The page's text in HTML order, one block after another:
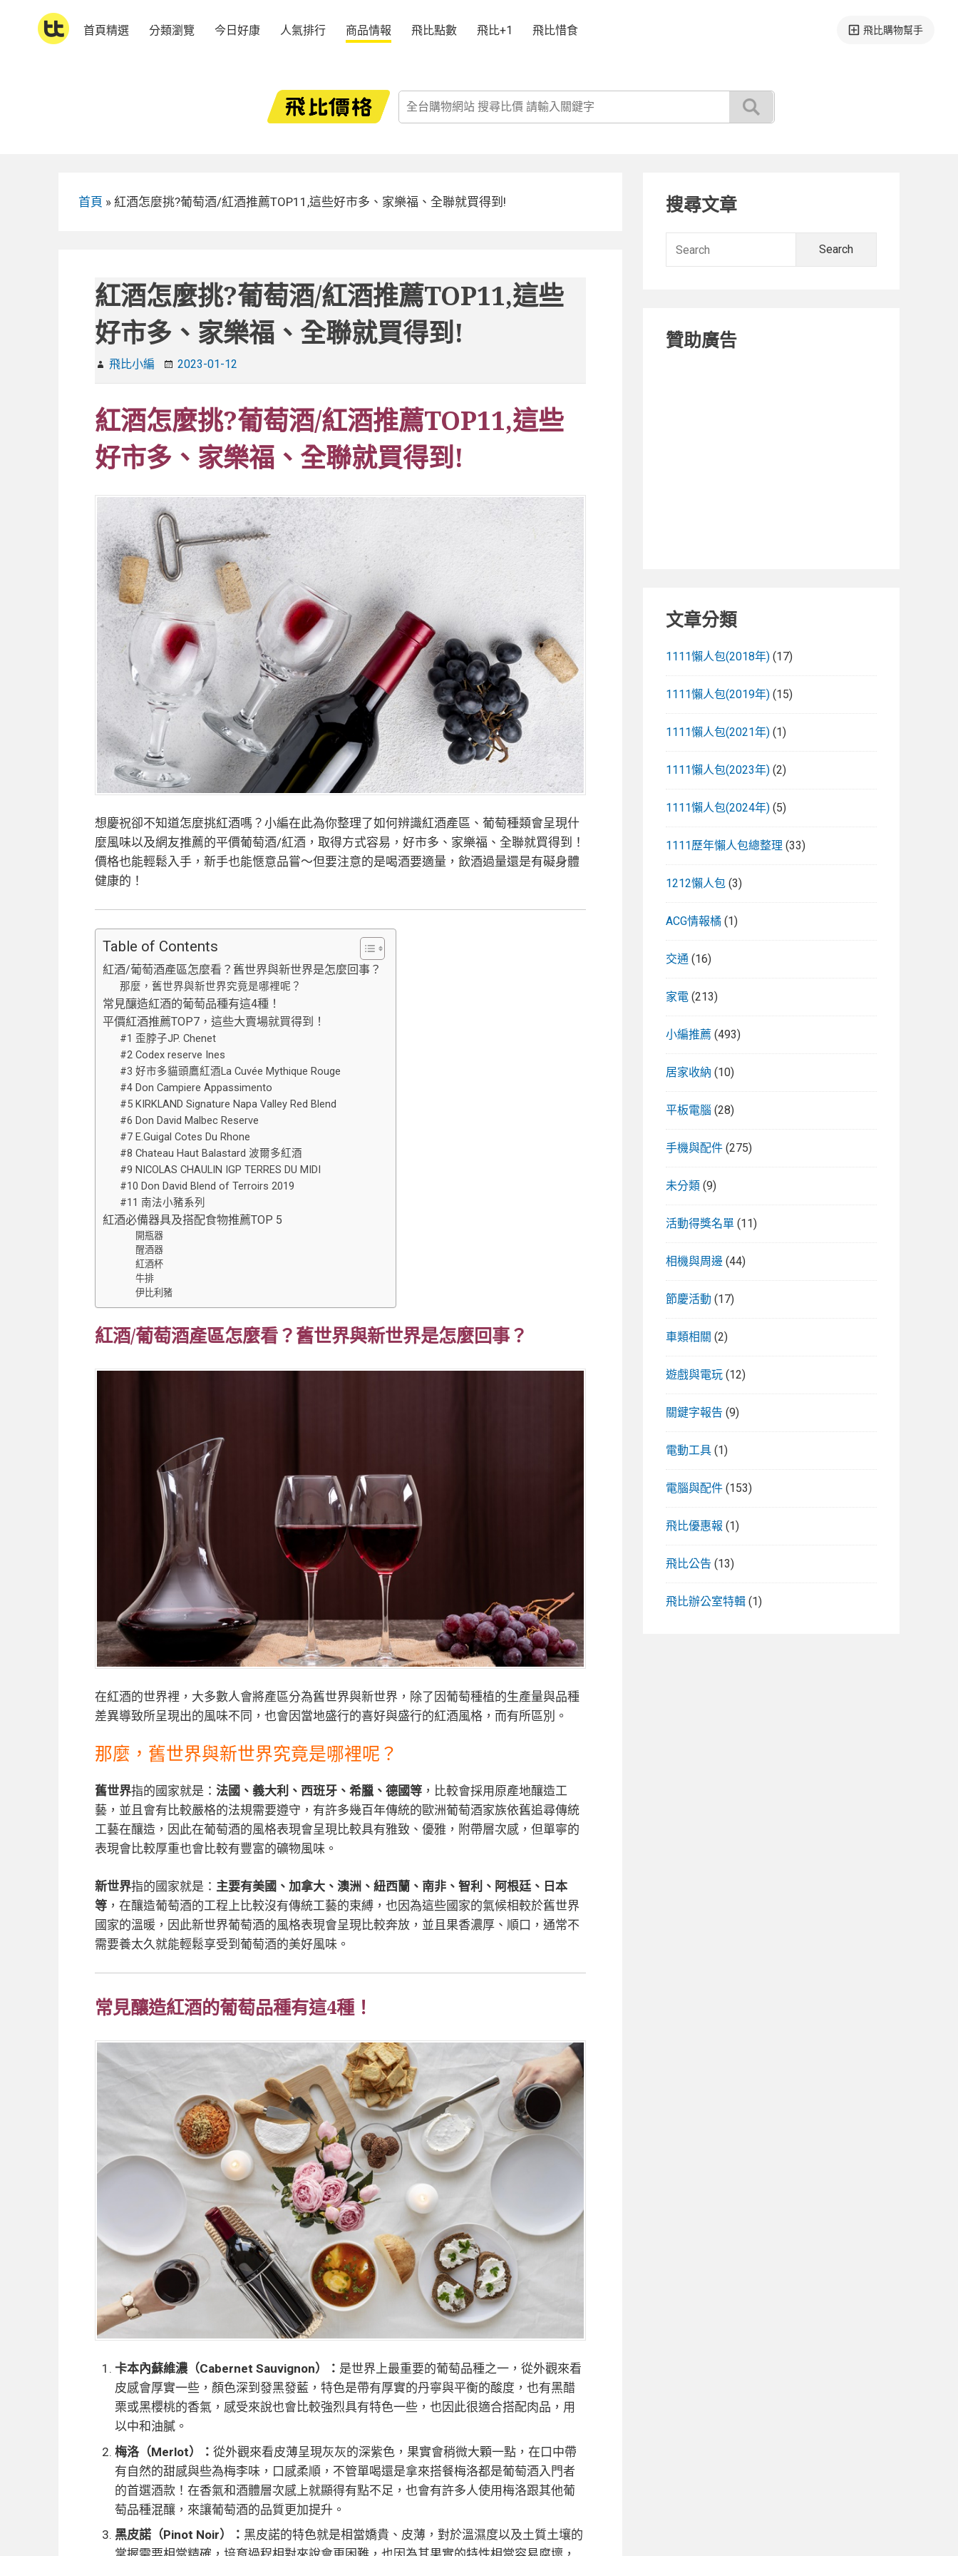
首頁精選 分類瀏覽 今日好康 人氣排行 商品情報 飛比點數 飛比+1 飛比惜食 飛比購物幫手
首頁 » 紅酒怎麼挑?葡萄酒/紅酒推薦TOP11,這些好市多、家樂福、全聯就買得到!
紅酒怎麼挑?葡萄酒/紅酒推薦TOP11,這些
好市多、家樂福、全聯就買得到!
飛比小編 2023-01-12
紅酒怎麼挑?葡萄酒/紅酒推薦TOP11,這些
好市多、家樂福、全聯就買得到!
想慶祝卻不知道怎麼挑紅酒嗎？小編在此為你整理了如何辨識紅酒產區、葡萄種類會呈現什
麼風味以及網友推薦的平價葡萄酒/紅酒，取得方式容易，好市多、家樂福、全聯就買得到！
價格也能輕鬆入手，新手也能愜意品嘗～但要注意的是喝酒要適量，飲酒過量還是有礙身體
健康的！
Table of Contents
紅酒/葡萄酒產區怎麼看？舊世界與新世界是怎麼回事？
那麼，舊世界與新世界究竟是哪裡呢？
常見釀造紅酒的葡萄品種有這4種！
平價紅酒推薦TOP7，這些大賣場就買得到！
#1 歪脖子JP. Chenet
#2 Codex reserve Ines
#3 好市多貓頭鷹紅酒La Cuvée Mythique Rouge
#4 Don Campiere Appassimento
#5 KIRKLAND Signature Napa Valley Red Blend
#6 Don David Malbec Reserve
#7 E.Guigal Cotes Du Rhone
#8 Chateau Haut Balastard 波爾多紅酒
#9 NICOLAS CHAULIN IGP TERRES DU MIDI
#10 Don David Blend of Terroirs 2019
#11 南法小豬系列
紅酒必備器具及搭配食物推薦TOP 5
開瓶器
醒酒器
紅酒杯
牛排
伊比利豬
紅酒/葡萄酒產區怎麼看？舊世界與新世界是怎麼回事？
在紅酒的世界裡，大多數人會將產區分為舊世界與新世界，除了因葡萄種植的生產量與品種
差異導致所呈現出的風味不同，也會因當地盛行的喜好與盛行的紅酒風格，而有所區別。
那麼，舊世界與新世界究竟是哪裡呢？
舊世界指的國家就是： 法國、義大利、西班牙、希臘、德國等 ，比較會採用原產地釀造工
藝，並且會有比較嚴格的法規需要遵守，有許多幾百年傳統的歐洲葡萄酒家族依舊追尋傳統
工藝在釀造，因此在葡萄酒的風格表現會呈現比較具有雅致、優雅，附帶層次感，但單寧的
表現會比較厚重也會比較有豐富的礦物風味 。
新世界指的國家就是： 主要有美國、加拿大、澳洲、紐西蘭、南非、智利、阿根廷、日本
等 ，在釀造葡萄酒的工程上比較沒有傳統工藝的束縛，也因為這些國家的氣候相較於舊世界
國家的溫暖，因此新世界葡萄酒的風格表現會呈現比較奔放，並且果香濃厚、順口，通常不
需要養太久就能輕鬆享受到葡萄酒的美好風味。
常見釀造紅酒的葡萄品種有這4種！
卡本內蘇維濃（Cabernet Sauvignon）： 是世界上最重要的葡萄品種之一，從外觀來看
皮感會厚實一些，顏色深到發黑發藍，特色是帶有厚實的丹寧與平衡的酸度，也有黑醋
栗或黑櫻桃的香氣，感受來說也會比較強烈具有特色一些，也因此很適合搭配肉品，用
以中和油膩。
梅洛（Merlot）： 從外觀來看皮薄呈現灰灰的深紫色，果實會稍微大顆一點，在口中帶
有自然的甜感與些為梅李味，口感柔順，不管單喝還是拿來搭餐梅洛都是葡萄酒入門者
的首選酒款！在香氣和酒體層次感上就顯得有點不足，也會有許多人使用梅洛跟其他葡
萄品種混釀，來讓葡萄酒的品質更加提升。
黑皮諾（Pinot Noir）： 黑皮諾的特色就是相當嬌貴、皮薄，對於溫濕度以及土質土壤的
Primary
Sidebar
搜尋文章
贊助廣告
文章分類
1111懶人包(2018年) (17)
1111懶人包(2019年) (15)
1111懶人包(2021年) (1)
1111懶人包(2023年) (2)
1111懶人包(2024年) (5)
1111歷年懶人包總整理 (33)
1212懶人包 (3)
ACG情報橘 (1)
交通 (16)
家電 (213)
小編推薦 (493)
居家收納 (10)
平板電腦 (28)
手機與配件 (275)
未分類 (9)
活動得獎名單 (11)
相機與周邊 (44)
節慶活動 (17)
車類相關 (2)
遊戲與電玩 (12)
關鍵字報告 (9)
電動工具 (1)
電腦與配件 (153)
飛比優惠報 (1)
飛比公告 (13)
飛比辦公室特輯 (1)